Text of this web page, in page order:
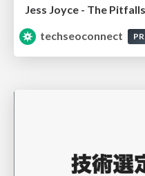
Jess Joyce - The
techseoconnect